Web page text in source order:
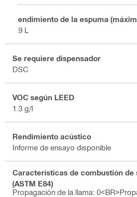
Rendimiento de la espuma
1.9 L
Se requiere dispensador
DSC
VOC según LEED
1.3 g/l
Rendimiento acústico
Informe de ensayo disponible
Características de combustión de
(ASTM E84)
Propagación de la llama: